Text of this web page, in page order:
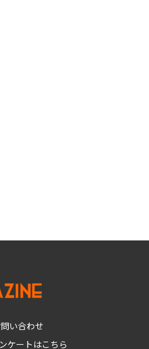
い合わせ
ケートはこちら